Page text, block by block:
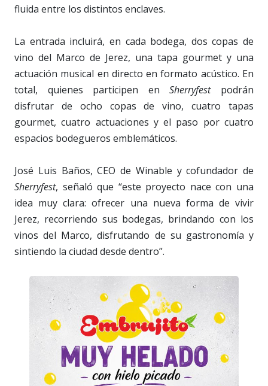
fluida entre los distintos enclaves.
La entrada incluirá, en cada bodega, dos copas de
vino del Marco de Jerez, una tapa gourmet y una
actuación musical en directo en formato acústico. En
total, quienes participen enSherryfestpodrán
disfrutar de ocho copas de vino, cuatro tapas
gourmet, cuatro actuaciones y el paso por cuatro
espacios bodegueros emblemáticos.
José Luis Baños, CEO de Winable y cofundador de
Sherryfest, señaló que “este proyecto nace con una
idea muy clara: ofrecer una nueva forma de vivir
Jerez, recorriendo sus bodegas, brindando con los
vinos del Marco, disfrutando de su gastronomía y
sintiendo la ciudad desde dentro”.